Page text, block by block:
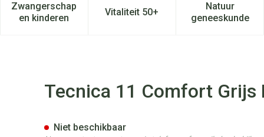
verzorging en hygiëne categorie
voor Dieet, voeding en vitamines categorie
Zwangerschap
en kinderenToon submenu voor Zwangerschap en kinderen
Vitaliteit 50+Toon submenu voor Vitaliteit
Natuur
geneeskunde
Toon
W XlTecnica 11 Comfort Grijs
Niet beschikbaar